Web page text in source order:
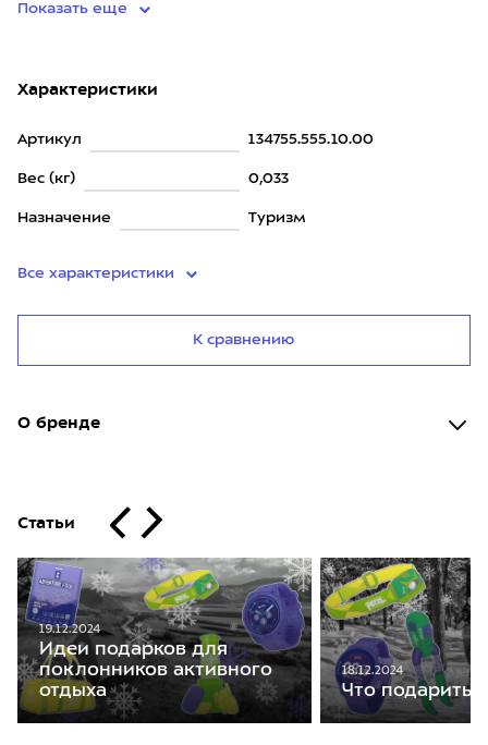
Показать еще
Характеристики
Артикул 134755.555.10.00
Вес (кг) 0,033
Назначение Туризм
Все характеристики
К сравнению
О бренде
Статьи
19.12.2024
Идеи подарков для
поклонников активного
отдыха
18.12.2024
Что подарить